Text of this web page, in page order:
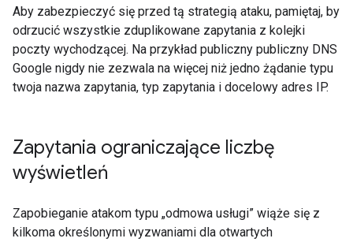
Aby zabezpieczyć się przed tą strategią ataku, pamiętaj, by
odrzucić wszystkie zduplikowane zapytania z kolejki
poczty wychodzącej. Na przykład publiczny publiczny DNS
Google nigdy nie zezwala na więcej niż jedno żądanie typu
twoja nazwa zapytania, typ zapytania i docelowy adres IP.
Zapytania ograniczające liczbę
wyświetleń
Zapobieganie atakom typu „odmowa usługi” wiąże się z
kilkoma określonymi wyzwaniami dla otwartych